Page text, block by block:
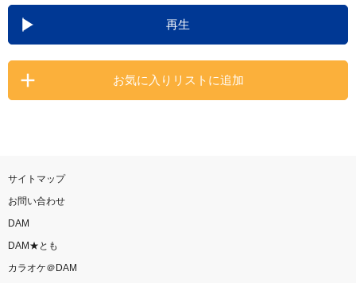
DAMの新曲・ランキングなど
カラオケ最新情報をチェック！
再生
お気に入りリストに追加
サイトマップ
お問い合わせ
DAM
DAM★とも
カラオケ＠DAM